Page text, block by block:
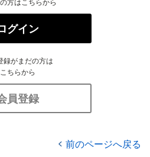
方はこちらから
グイン
録がまだの方は
こちらから
員登録
前のページへ戻る